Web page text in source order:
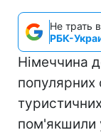
Не трать
РБК-
Німеччина
популярних
пом'якшили